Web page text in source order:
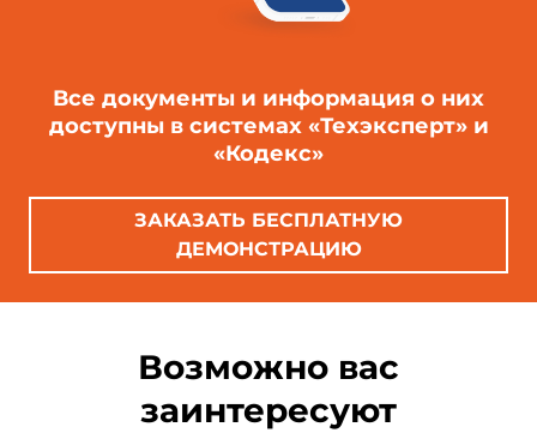
Все документы и информация о них
доступны в системах «Техэксперт» и
«Кодекс»
ЗАКАЗАТЬ БЕСПЛАТНУЮ
ДЕМОНСТРАЦИЮ
Возможно вас
заинтересуют